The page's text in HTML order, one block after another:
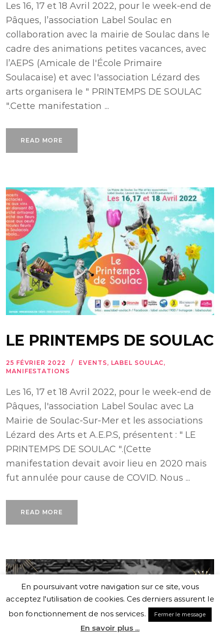
Les 16, 17 et 18 Avril 2022, pour le week-end de
Pâques, l’association Label Soulac en
collaboration avec la mairie de Soulac dans le
cadre des animations petites vacances, avec
l’AEPS (Amicale de l'École Primaire
Soulacaise) et avec l'association Lézard des
arts organisera le " PRINTEMPS DE SOULAC
".Cette manifestation ...
READ MORE
LE PRINTEMPS DE SOULAC
25 FÉVRIER 2022 EVENTS, LABEL SOULAC,
MANIFESTATIONS
Les 16, 17 et 18 Avril 2022, pour le week-end de
Pâques, l'association Label Soulac avec La
Mairie de Soulac-Sur-Mer et les associations
Lézard des Arts et A.E.P.S, présentent : " LE
PRINTEMPS DE SOULAC ".(Cette
manifestation devait avoir lieu en 2020 mais
fut annulée pour cause de COVID. Nous ...
READ MORE
En poursuivant votre navigation sur ce site, vous
acceptez l'utilisation de cookies. Ces derniers assurent le
bon fonctionnement de nos services.
Fermer le message
En savoir plus ...